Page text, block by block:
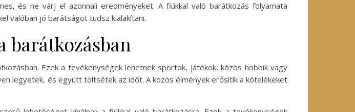
és ne várj el azonnali eredményeket. A fiúkkal való barátkozás folyamata
valóban jó barátságot tudsz kialakítani.
barátkozásban
Ezek a tevékenységek lehetnek sportok, játékok, közös hobbik vagy
legyetek, és együtt töltsétek az időt. A közös élmények erősítik a kötelékeket